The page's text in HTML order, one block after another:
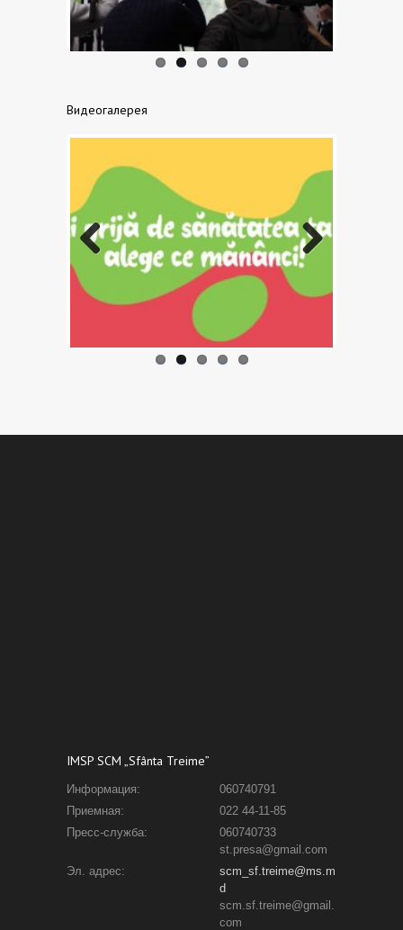
Видеогалерея
Previo
us
Next
IMSP SCM „Sfânta Treime”
Информация:
060740791
Приемная:
022 44-11-85
Пресс-служба:
060740733
st.presa@gmail.com
Эл. адрес:
scm_sf.treime@ms.m
d
scm.sf.treime@gmail.
com